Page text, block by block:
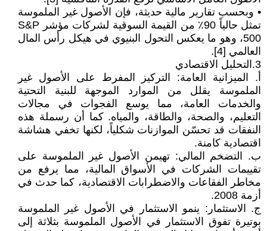
• وبحسب تقارير مالية حديثة، فإن الأصول غير الملموسة
تمثل حالياً 90٪ من القيمة السوقية لشركات مؤشر S&P
500، وهو ما يعكس التحول البنيوي في هيكل رأس المال
العالمي [4].
3.التحليل الاقتصادي
أ. الميزانية العامة: التركيز المفرط على الأصول غير
الملموسة يقلل من الموارد الموجهة للبنية التحتية
والخدمات العامة، مما يوسع الفجوات في مجالات
التعليم، والصحة، والطاقة، والمياه. كما أن رسملة هذه
النفقات قد تحسّن الموازنات شكلياً، لكنها تخفي هشاشة
اقتصادية كامنة.
ب. التضخم المالي: تهيمن الأصول غير الملموسة على
تقييمات الشركات في الأسواق المالية، مما يرفع من
مخاطر الفقاعات والاضطرابات الاقتصادية، كما حدث في
أزمة 2008.
ج. الاستثمار: ينمو الاستثمار في الأصول غير الملموسة
بوتيرة تفوق الاستثمار في الأصول الملموسة بثلاثة إلى